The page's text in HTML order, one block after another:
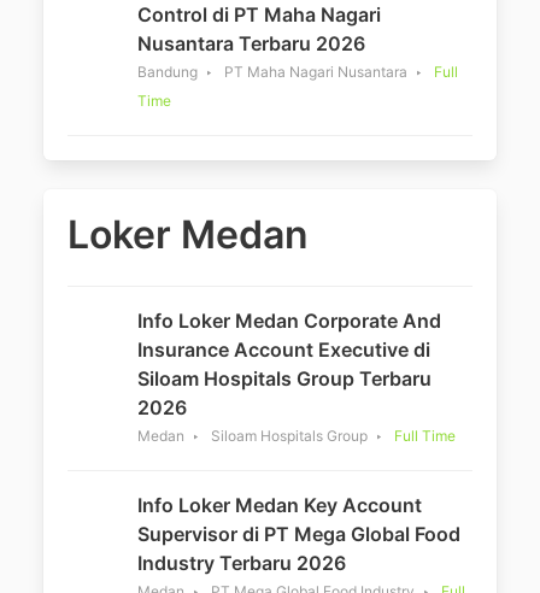
Control di PT Maha Nagari
Nusantara Terbaru 2026
Bandung PT Maha Nagari Nusantara
Full
Time
Loker Medan
Info Loker Medan Corporate And
Insurance Account Executive di
Siloam Hospitals Group Terbaru
2026
Medan Siloam Hospitals Group Full Time
Info Loker Medan Key Account
Supervisor di PT Mega Global Food
Industry Terbaru 2026